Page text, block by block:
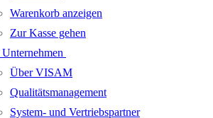
Warenkorb anzeigen
Zur Kasse gehen
Über VISAM
Qualitätsmanagement
System- und Vertriebspartner